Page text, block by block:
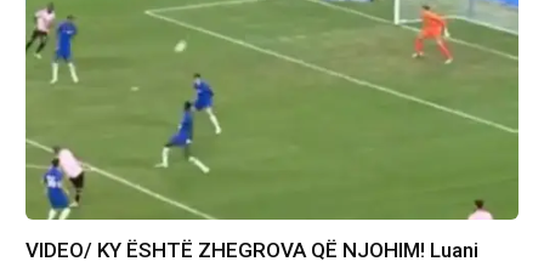
VIDEO/ KY ËSHTË ZHEGROVA QË NJOHIM! Luani